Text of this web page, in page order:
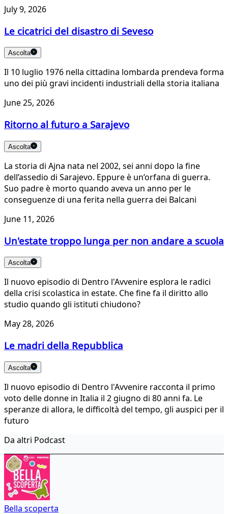
July 9, 2026
Le cicatrici del disastro di Seveso
Ascolta
Il 10 luglio 1976 nella cittadina lombarda prendeva forma
uno dei più gravi incidenti industriali della storia italiana
June 25, 2026
Ritorno al futuro a Sarajevo
Ascolta
La storia di Ajna nata nel 2002, sei anni dopo la fine
dell’assedio di Sarajevo. Eppure è un’orfana di guerra.
Suo padre è morto quando aveva un anno per le
conseguenze di una ferita nella guerra dei Balcani
June 11, 2026
Un'estate troppo lunga per non andare a scuola
Ascolta
Il nuovo episodio di Dentro l'Avvenire esplora le radici
della crisi scolastica in estate. Che fine fa il diritto allo
studio quando gli istituti chiudono?
May 28, 2026
Le madri della Repubblica
Ascolta
Il nuovo episodio di Dentro l'Avvenire racconta il primo
voto delle donne in Italia il 2 giugno di 80 anni fa. Le
speranze di allora, le difficoltà del tempo, gli auspici per il
futuro
Da altri Podcast
Bella scoperta